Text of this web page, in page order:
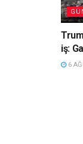
iş:
6